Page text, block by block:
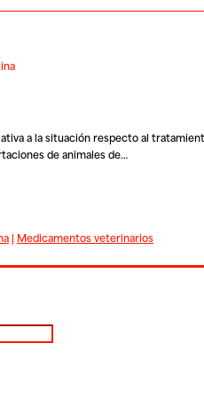
a la situación respecto al
de animales de…
| Medicamentos veterinarios